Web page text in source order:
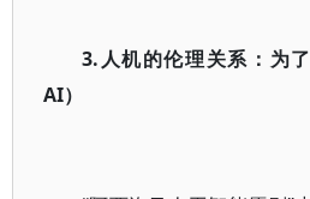
3.人机的伦理关系：为
AI）